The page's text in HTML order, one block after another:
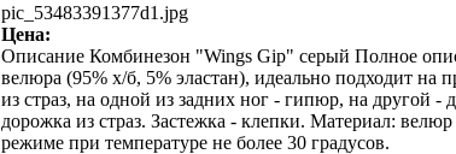
pic_53483391377d1.jpg
Цена:
Описание Комбинезон "Wings Gip" серый Полное
велюра (95% х/б, 5% эластан), идеально подходит
из страз, на одной из задних ног - гипюр, на другой -
дорожка из страз. Застежка - клепки. Материал:
режиме при температуре не более 30 градусов.